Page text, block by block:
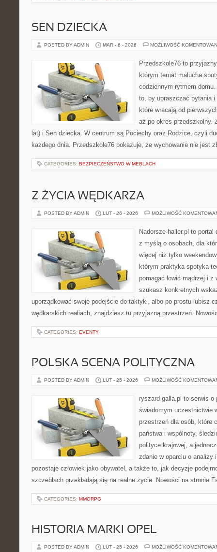
SEN DZIECKA
POSTED BY ADMIN MAR - 6 - 2026 MOŻLIWOŚĆ
Przedszkole76 to
którym temat malucha
codziennym rytmem
to, by upraszczać pytania i
które wracają od
aż po okres przedszkolny.
lat) i Sen dziecka. W centrum są Pociechy oraz Rodzice, czyli
każdego dnia. Przedszkole76 pokazuje, że wychowanie nie jest
CATEGORIES: BEZPIECZEŃSTWO W MEBLACH
Z ŻYCIA WĘDKARZA
POSTED BY ADMIN LUT - 26 - 2026 MOŻLIWOŚĆ
Nadorsze-haller.pl to portal
z myślą o osobach, dla
więcej niż tylko
którym praktyka spotyka
pomagać łowić mądrzej i
szukasz konkretnych
uporządkować swoje podejście do taktyki, albo po prostu lubisz
wędkarskich realiach, znajdziesz tu przyjazną przestrzeń.
CATEGORIES: EVENTY
POLSKA SCENA POLITYCZNA
POSTED BY ADMIN LUT - 25 - 2026 MOŻLIWOŚĆ
ryszard-galla.pl to serwis
świadomym uczestnictwie
przestrzeń dla osób, które
państwa i wspólnoty,
polityce krajowej, a
zdanie w oparciu o analizy
pozostaje człowiek jako obywatel, a także to, jak decyzje
szczeblach przekładają się na realne życie. Nowości na stronie
CATEGORIES: MMORPG
HISTORIA MARKI OPEL
POSTED BY ADMIN LUT - 25 - 2026 MOŻLIWOŚĆ